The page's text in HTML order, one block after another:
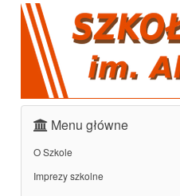
Menu główne
O Szkole
Imprezy szkolne